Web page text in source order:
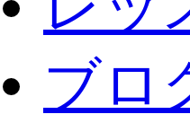
ブロ